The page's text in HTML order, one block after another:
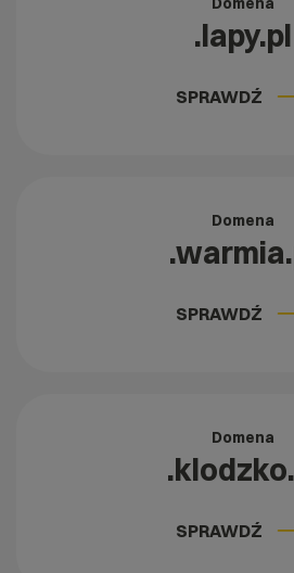
.lapy.pl
SPRAWDŹ
Domena
SPRAWDŹ
Domena
SPRAWDŹ